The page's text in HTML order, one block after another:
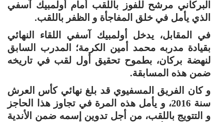
البركاني مرشح للفوز باللقب أمام أولمبيك آسفي
الذي يأمل في خلق المفاجأة و الظفر باللقب.
في المقابل، يدخل أولمبيك آسفي اللقاء النهائي
بقيادة مدربه محمد أمين الكرمة؛ المدرب السابق
لنهضة بركان، بطموح تحقيق أول لقب في تاريخه
ضمن هذه المسابقة.
و كان الفريق المسفيوي قد بلغ نهائي كأس العرش
سنة 2016، و يأمل هذه المرة في تجاوز هذا الحاجز
و التتويج باللقب، من أجل تدوين إسمه ضمن الأندية